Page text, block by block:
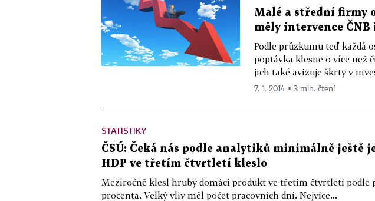
Malé a střední firmy
měly intervence ČNB
Podle průzkumu teď každá
poptávka klesne o více než
jich také avizuje škrty v
7. 1. 2014 ▪ 3 min. čtení
STATISTIKY
ČSÚ: Čeká nás podle analytiků minimálně ještě
HDP ve třetím čtvrtletí kleslo
Meziročně klesl hrubý domácí produkt ve třetím čtvrtletí podle
procenta. Velký vliv měl počet pracovních dní. Nejvíce...